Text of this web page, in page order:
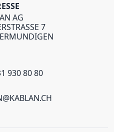
AG
7
930 80 80